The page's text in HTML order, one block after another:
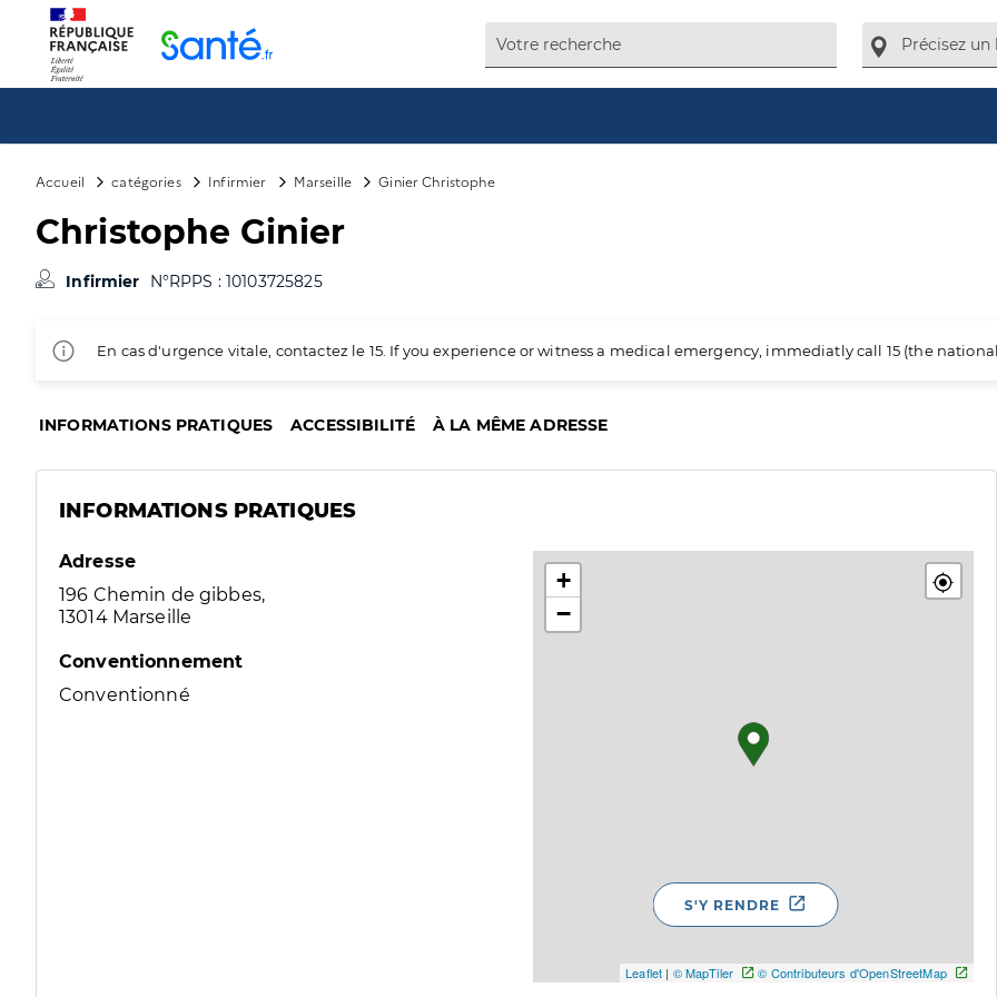
Accueil catégories Infirmier Marseille Ginier Christophe
Christophe Ginier
Infirmier N°RPPS : 10103725825
En cas d'urgence vitale, contactez le 15. If you experience or witness a medical emergency, immediatly call 15 (the
INFORMATIONS PRATIQUES ACCESSIBILITÉ À LA MÊME ADRESSE
INFORMATIONS PRATIQUES
Adresse
196 Chemin de gibbes,
13014 Marseille
Conventionnement
Conventionné
+
−
Leaflet | © MapTiler © Contributeurs d'OpenStreetMap
S'Y RENDRE
Panneau de gestion des cookies